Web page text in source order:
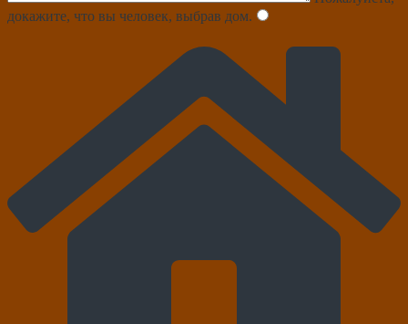
докажите, что вы человек, выбрав дом.